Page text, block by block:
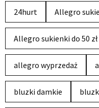
24hurt Allegro
Allegro sukienki do 50 zł
allegro wyprzedaż
bluzki damkie